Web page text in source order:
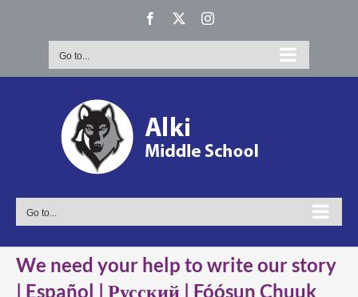
Facebook Instagram
Go to...
Go to...
We need your help to write our story
| Español | Русский | Fóósun Chuuk